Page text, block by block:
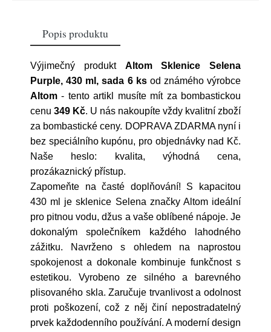
Popis produktu
Výjimečný produkt Altom Sklenice Selena
Purple, 430 ml, sada 6 ksod známého výrobce
Altom - tento artikl musíte mít za bombastickou
cenu 349 Kč. U nás nakoupíte vždy kvalitní zboží
za bombastické ceny. DOPRAVA ZDARMA nyní i
bez speciálního kupónu, pro objednávky nad Kč.
Naše heslo: kvalita, výhodná cena,
prozákaznický přístup.
Zapomeňte na časté doplňování! S kapacitou
430 ml je sklenice Selena značky Altom ideální
pro pitnou vodu, džus a vaše oblíbené nápoje. Je
dokonalým společníkem každého lahodného
zážitku. Navrženo s ohledem na naprostou
spokojenost a dokonale kombinuje funkčnost s
estetikou. Vyrobeno ze silného a barevného
plisovaného skla. Zaručuje trvanlivost a odolnost
proti poškození, což z něj činí nepostradatelný
prvek každodenního používání. A moderní design